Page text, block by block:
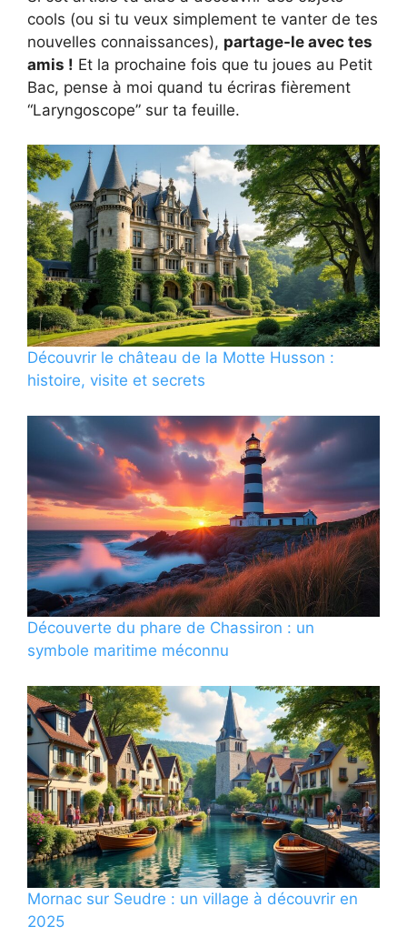
cools (ou si tu veux simplement te vanter de tes
nouvelles connaissances), partage-le avec tes
amis ! Et la prochaine fois que tu joues au Petit
Bac, pense à moi quand tu écriras fièrement
“Laryngoscope” sur ta feuille.
Découvrir le château de la Motte Husson :
histoire, visite et secrets
Découverte du phare de Chassiron : un
symbole maritime méconnu
Mornac sur Seudre : un village à découvrir en
2025